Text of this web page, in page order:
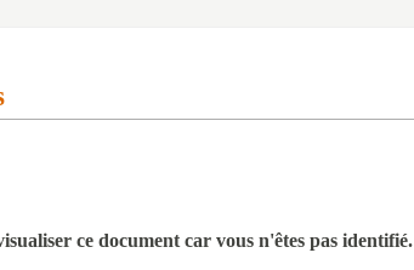
ce document car vous n'êtes pas identifié.